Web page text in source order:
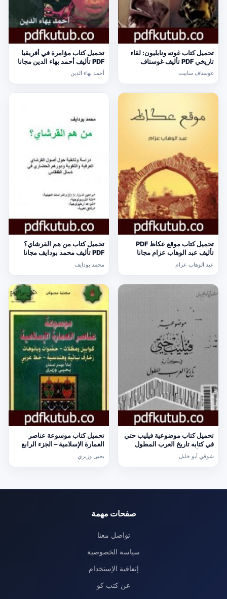
تحميل كتاب غوته ونابليون: لقاء
تاريخي PDF تأليف غوستاف
سابيت مجانا [كامل]
غوستاف سابيت
تحميل كتاب مؤامرة في أفريقيا
PDF تأليف أحمد بهاء الدين مجانا
[كامل]
أحمد بهاء الدين
تحميل كتاب موقع عكاظ PDF
تأليف عبد الوهاب عزام مجانا
[كامل]
عبد الوهاب عزام
تحميل كتاب من هم القرشاي؟
PDF تأليف محمد بودايف مجانا
محمد بودايف
تحميل كتاب موضوعية فيليب حتي
في كتابه تاريخ العرب المطول
PDF تأليف شوقي أبو خليل مجانا
[كامل]
شوقي أبو خليل
تحميل كتاب موسوعة عناصر
العمارة الإسلامية – الجزء الرابع
[كامل]
يحيى وزيري
صفحات مهمة
تواصل معنا
سياسة الخصوصية
إتفاقية الإستخدام
عن كتب كو